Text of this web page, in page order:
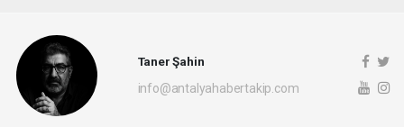
Taner Şahin
info@antalyahabertakip.com